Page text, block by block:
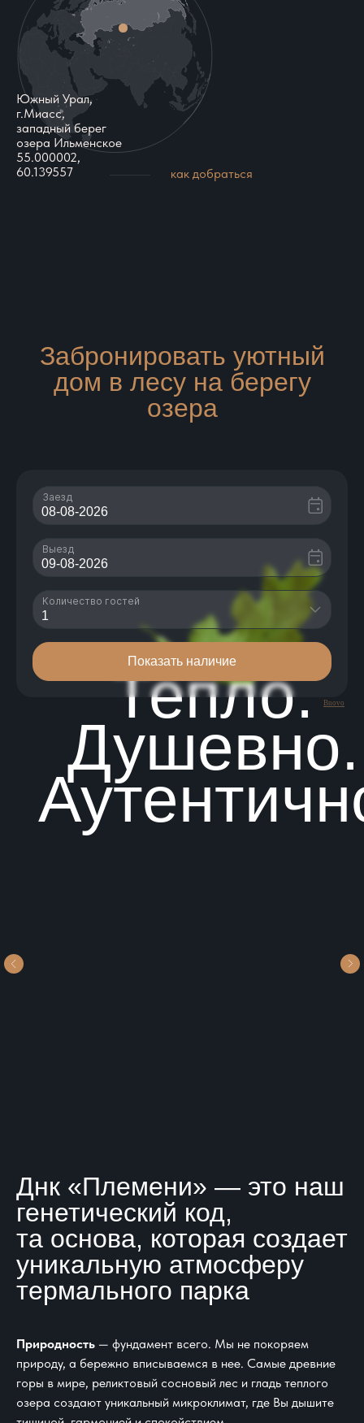
Южный Урал,
г.Миасс,
западный берег
озера Ильменское
55.000002,
60.139557
как добраться
Забронировать уютный
дом в лесу на берегу
озера
Bnovo
Тепло.
Душевно.
Днк «Племени» — это наш
генетический код,
та основа, которая создает
уникальную атмосферу
термального парка
Природность — фундамент всего. Мы не покоряем
природу, а бережно вписываемся в нее. Самые древние
горы в мире, реликтовый сосновый лес и гладь теплого
озера создают уникальный микроклимат, где Вы дышите